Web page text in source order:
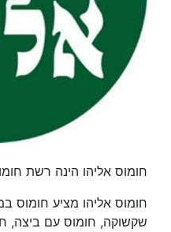
חומוס אליהו הינה רשת
חומוס אליהו מציע חומוס
שקשוקה, חומוס עם ביצה,